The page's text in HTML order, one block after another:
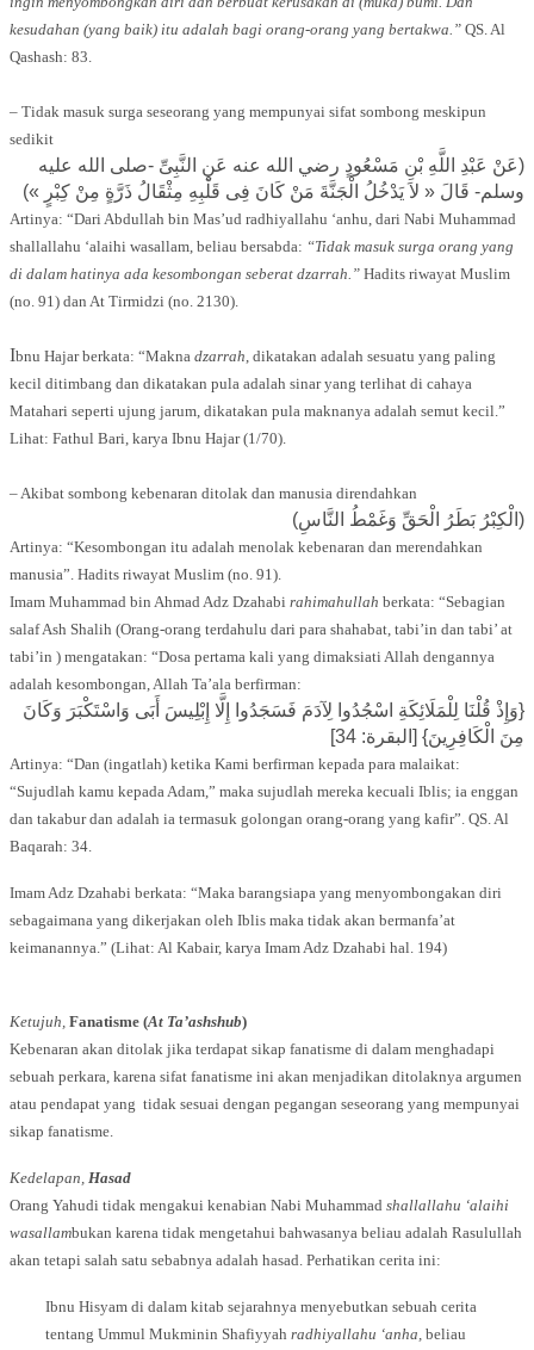
kesudahan (yang baik) itu adalah bagi orang-orang yang bertakwa.” QS. Al
Qashash: 83.
– Tidak masuk surga seseorang yang mempunyai sifat sombong meskipun
sedikit
(عَنْ عَبْدِ اللَّهِ بْنِ مَسْعُودٍ رضي الله عنه عَنِ النَّبِىِّ -صلى الله عليه
وسلم- قَالَ « لاَ يَدْخُلُ الْجَنَّةَ مَنْ كَانَ فِى قَلْبِهِ مِثْقَالُ ذَرَّةٍ مِنْ كِبْرٍ »)
Artinya: “Dari Abdullah bin Mas’ud radhiyallahu ‘anhu, dari Nabi Muhammad
shallallahu ‘alaihi wasallam, beliau bersabda: “Tidak masuk surga orang yang
di dalam hatinya ada kesombongan seberat dzarrah.” Hadits riwayat Muslim
(no. 91) dan At Tirmidzi (no. 2130).
Ibnu Hajar berkata: “Makna dzarrah , dikatakan adalah sesuatu yang paling
kecil ditimbang dan dikatakan pula adalah sinar yang terlihat di cahaya
Matahari seperti ujung jarum, dikatakan pula maknanya adalah semut kecil.”
Lihat: Fathul Bari, karya Ibnu Hajar (1/70).
– Akibat sombong kebenaran ditolak dan manusia direndahkan
(الْكِبْرُ بَطَرُ الْحَقِّ وَغَمْطُ النَّاسِ)
Artinya: “Kesombongan itu adalah menolak kebenaran dan merendahkan
manusia”. Hadits riwayat Muslim (no. 91).
Imam Muhammad bin Ahmad Adz Dzahabi rahimahullah berkata: “Sebagian
salaf Ash Shalih (Orang-orang terdahulu dari para shahabat, tabi’in dan tabi’ at
tabi’in ) mengatakan: “Dosa pertama kali yang dimaksiati Allah dengannya
adalah kesombongan, Allah Ta’ala berfirman:
{وَإِذْ قُلْنَا لِلْمَلَائِكَةِ اسْجُدُوا لِآدَمَ فَسَجَدُوا إِلَّا إِبْلِيسَ أَبَى وَاسْتَكْبَرَ وَكَانَ
مِنَ الْكَافِرِينَ} [البقرة: 34]
Artinya: “Dan (ingatlah) ketika Kami berfirman kepada para malaikat:
“Sujudlah kamu kepada Adam,” maka sujudlah mereka kecuali Iblis; ia enggan
dan takabur dan adalah ia termasuk golongan orang-orang yang kafir”. QS. Al
Baqarah: 34.
Imam Adz Dzahabi berkata: “Maka barangsiapa yang menyombongakan diri
sebagaimana yang dikerjakan oleh Iblis maka tidak akan bermanfa’at
keimanannya.” (Lihat: Al Kabair, karya Imam Adz Dzahabi hal. 194)
Ketujuh, Fanatisme (At Ta’ashshub)
Kebenaran akan ditolak jika terdapat sikap fanatisme di dalam menghadapi
sebuah perkara, karena sifat fanatisme ini akan menjadikan ditolaknya argumen
atau pendapat yang tidak sesuai dengan pegangan seseorang yang mempunyai
sikap fanatisme.
Kedelapan, Hasad
Orang Yahudi tidak mengakui kenabian Nabi Muhammad shallallahu ‘alaihi
wasallambukan karena tidak mengetahui bahwasanya beliau adalah Rasulullah
akan tetapi salah satu sebabnya adalah hasad. Perhatikan cerita ini:
Ibnu Hisyam di dalam kitab sejarahnya menyebutkan sebuah cerita
tentang Ummul Mukminin Shafiyyah radhiyallahu ‘anha, beliau